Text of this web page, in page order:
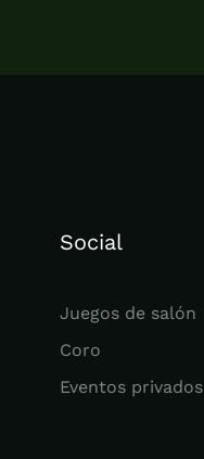
Social
Juegos de salón
Coro
Eventos privados